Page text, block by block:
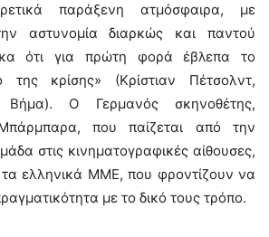
παράξενη ατμόσφαιρα, με
αστυνομία διαρκώς και παντού
ότι για πρώτη φορά έβλεπα το
της κρίσης» (Κρίστιαν Πέτσολντ,
Βήμα). Ο Γερμανός σκηνοθέτης,
που παίζεται από την
στις κινηματογραφικές αίθουσες,
τα ελληνικά ΜΜΕ, που φροντίζουν να
με το δικό τους τρόπο.